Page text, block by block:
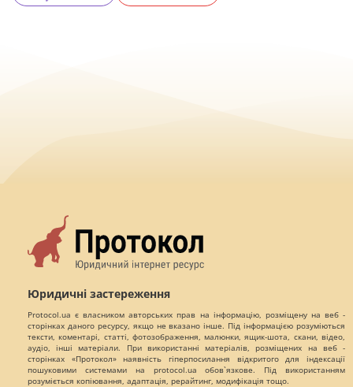
Юридичні застереження
Protocol.ua є власником авторських прав на інформацію, розміщену на веб -
сторінках даного ресурсу, якщо не вказано інше. Під інформацією розуміються
тексти, коментарі, статті, фотозображення, малюнки, ящик-шота, скани, відео,
аудіо, інші матеріали. При використанні матеріалів, розміщених на веб -
сторінках «Протокол» наявність гіперпосилання відкритого для індексації
пошуковими системами на protocol.ua обов`язкове. Під використанням
розуміється копіювання, адаптація, рерайтинг, модифікація тощо.